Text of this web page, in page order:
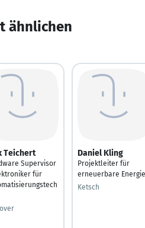
ähnlichen
Teichert
Supervisor
für
Daniel Kling
Projektleiter für
erneuerbare
Ketsch